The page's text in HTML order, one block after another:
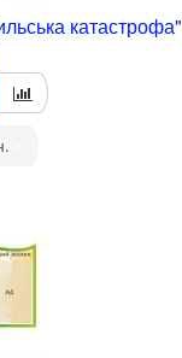
катастрофа"